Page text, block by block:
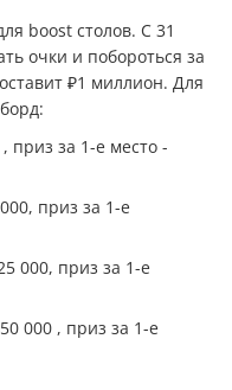
boost столов. С 31
очки и побороться за
₽1 миллион. Для
приз за 1-е место -
приз за 1-е
000, приз за 1-е
000 , приз за 1-е